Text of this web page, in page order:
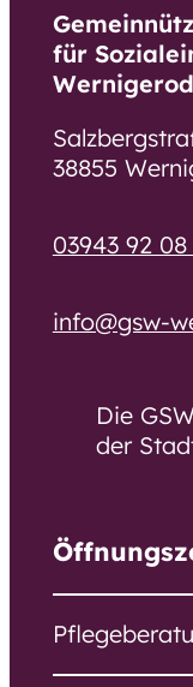
für
38855
03943 92 08
info@gsw-
Die
der